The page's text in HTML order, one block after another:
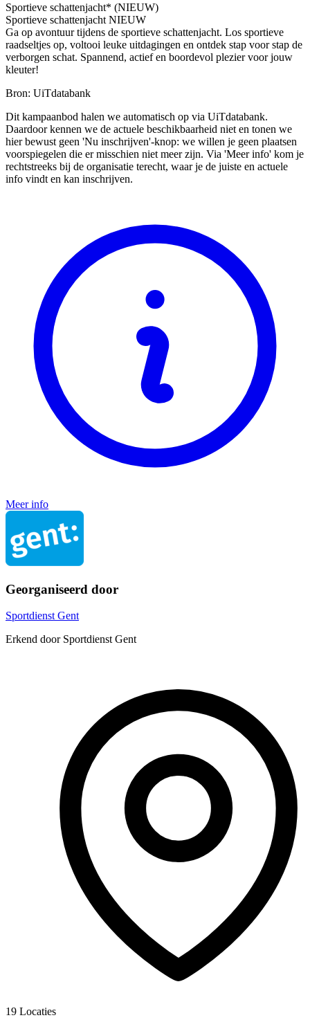
Sportieve schattenjacht* (NIEUW)
Sportieve schattenjacht NIEUW
Ga op avontuur tijdens de sportieve schattenjacht. Los sportieve
raadseltjes op, voltooi leuke uitdagingen en ontdek stap voor stap de
verborgen schat. Spannend, actief en boordevol plezier voor jouw
kleuter!
Bron: UiTdatabank
Dit kampaanbod halen we automatisch op via UiTdatabank.
Daardoor kennen we de actuele beschikbaarheid niet en tonen we
hier bewust geen 'Nu inschrijven'-knop: we willen je geen plaatsen
voorspiegelen die er misschien niet meer zijn. Via 'Meer info' kom je
rechtstreeks bij de organisatie terecht, waar je de juiste en actuele
info vindt en kan inschrijven.
Meer info
Georganiseerd door
Sportdienst Gent
Erkend door Sportdienst Gent
19 Locaties